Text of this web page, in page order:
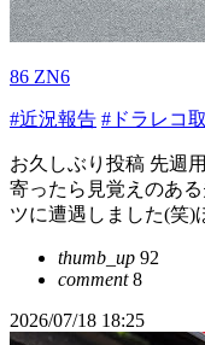
86 ZN6
#近況報告 #ドラレコ
お久しぶり投稿 先週
寄ったら見覚えのあ
ツに遭遇しました(笑)
thumb_up 92
comment8
2026/07/18 18:25